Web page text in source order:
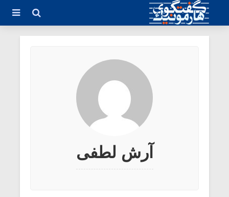
آرش لطفی